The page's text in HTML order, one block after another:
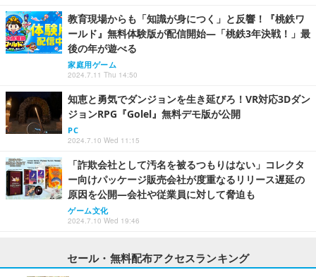
教育現場からも「知識が身につく」と反響！『桃鉄ワ
ールド』無料体験版が配信開始―「桃鉄3年決戦！」最
後の年が遊べる
家庭用ゲーム
2024.7.11 Thu 14:50
知恵と勇気でダンジョンを生き延びろ！VR対応3Dダン
ジョンRPG『Golel』無料デモ版が公開
PC
2024.7.10 Wed 11:15
「詐欺会社として汚名を被るつもりはない」コレクタ
ー向けパッケージ販売会社が度重なるリリース遅延の
原因を公開―会社や従業員に対して脅迫も
ゲーム文化
2024.7.10 Wed 19:46
セール・無料配布アクセスランキング